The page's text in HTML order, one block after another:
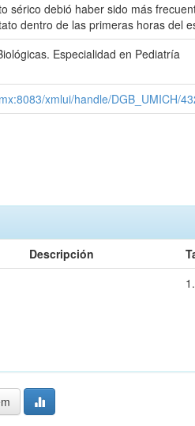
sérico debió haber sido más
dentro de las primeras horas del
Especialidad en Pediatría
xmlui/handle/DGB_UMICH/
Descripción